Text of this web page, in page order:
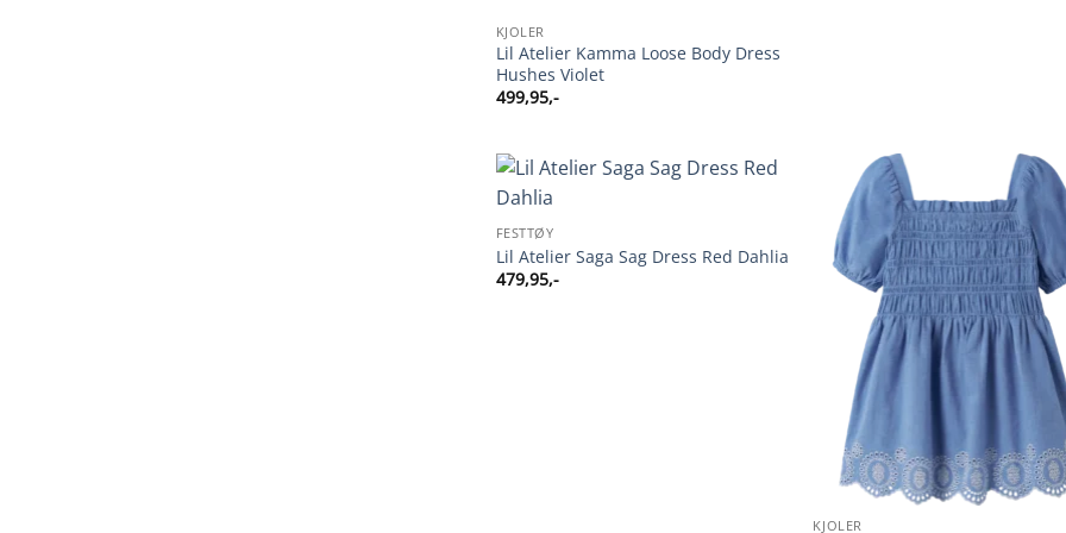
KJOLER
Lil Atelier Kamma Loose Body Dress
Hushes Violet
499,95,-
FESTTØY
Lil Atelier Saga Sag Dress Red Dahlia
479,95,-
KJOLER